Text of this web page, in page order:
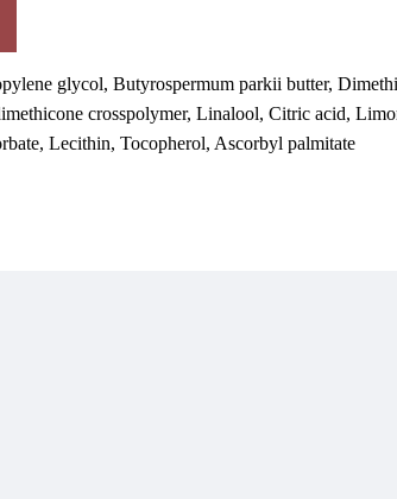
glycol, Butyrospermum parkii butter,
crosspolymer, Linalool, Citric acid,
Lecithin, Tocopherol, Ascorbyl palmitate